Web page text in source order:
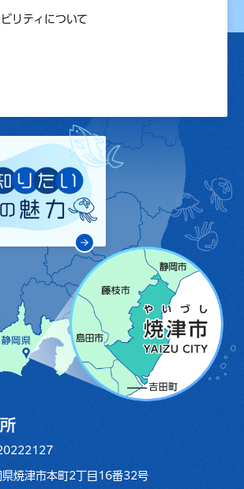
リティについて
焼津市本町2丁目16番32号